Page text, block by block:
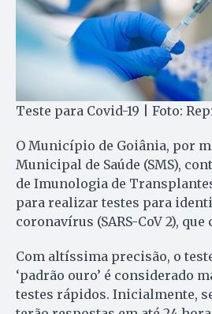
Teste para Covid-19 | Foto:
O Município de Goiânia, por
Municipal de Saúde (SMS),
de Imunologia de
para realizar testes para
coronavírus (SARS-CoV 2), que
Com altíssima precisão, o
‘padrão ouro’ é considerado
testes rápidos. Inicialmente,